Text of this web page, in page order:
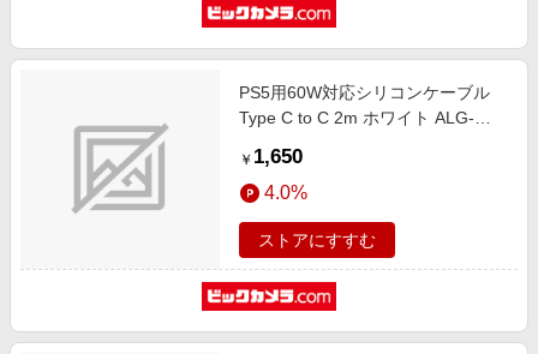
PS5用60W対応シリコンケーブル
Type C to C 2m ホワイト ALG-
￥ 1,650
4.0%
ストアにすすむ